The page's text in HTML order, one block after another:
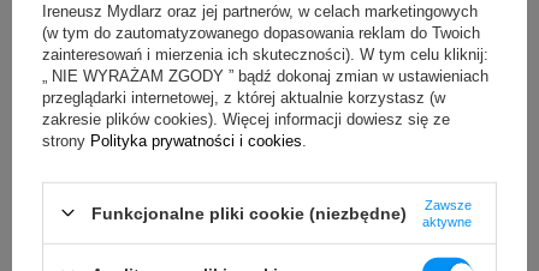
Jakie są skutki zaniedbania serwisu
klimatyzacji w lokalu?
Zaniedbania prowadzą do spadku wydajności, wzrostu rachunków
za energię oraz skrócenia żywotności urządzeń. W sklepie
przegrzana sala sprzedaży oznacza krótszy czas przebywania
temperatura obniża rotację stolików i zwiększa presję na personel.
Czy przegląd klimatyzacji jest
obowiązkowy? Normy i wymagania
Ireneusz Mydlarz oraz jej partnerów, w celach marketingowych
(w tym do zautomatyzowanego dopasowania reklam do Twoich
zainteresowań i mierzenia ich skuteczności). W tym celu kliknij:
„ NIE WYRAŻAM ZGODY ” bądź dokonaj zmian w ustawieniach
przeglądarki internetowej, z której aktualnie korzystasz (w
zakresie plików cookies). Więcej informacji dowiesz się ze
strony Polityka prywatności i cookies
Funkcjonalne pliki cookie (niezbędne)
Zawsze
aktywne